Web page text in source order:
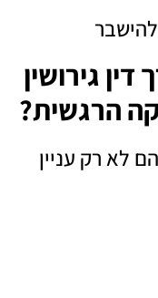
גירושין
הרגשית?
לא רק עניין